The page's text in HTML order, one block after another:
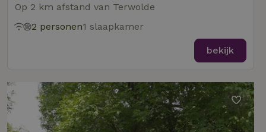
Op 2 km afstand van Terwolde
2 personen1 slaapkamer
bekijk